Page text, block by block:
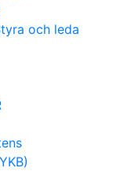
och leda